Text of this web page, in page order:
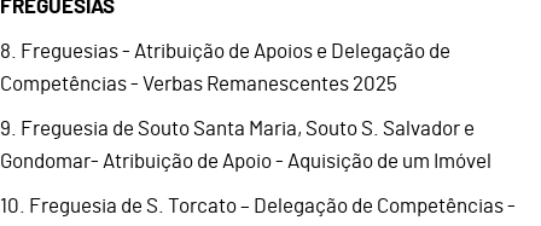
FREGUESIAS
8. Freguesias - Atribuição de Apoios e Delegação de
Competências - Verbas Remanescentes 2025
9. Freguesia de Souto Santa Maria, Souto S. Salvador e
Gondomar- Atribuição de Apoio - Aquisição de um Imóvel
10. Freguesia de S. Torcato – Delegação de Competências -